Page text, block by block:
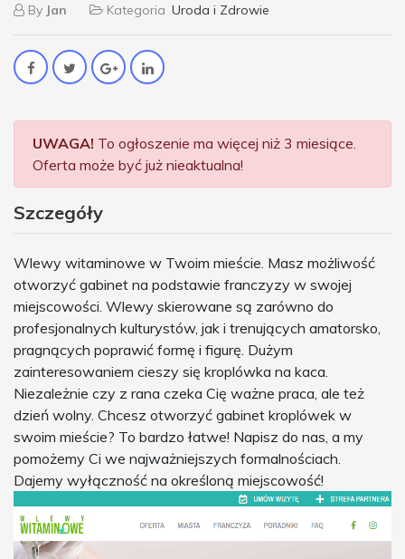
By Jan Kategoria Uroda i Zdrowie
UWAGA! To ogłoszenie ma więcej niż 3 miesiące.
Oferta może być już nieaktualna!
Szczegóły
Wlewy witaminowe w Twoim mieście. Masz możliwość
otworzyć gabinet na podstawie franczyzy w swojej
miejscowości. Wlewy skierowane są zarówno do
profesjonalnych kulturystów, jak i trenujących amatorsko,
pragnących poprawić formę i figurę. Dużym
zainteresowaniem cieszy się kroplówka na kaca.
Niezależnie czy z rana czeka Cię ważne praca, ale też
dzień wolny. Chcesz otworzyć gabinet kroplówek w
swoim mieście? To bardzo łatwe! Napisz do nas, a my
pomożemy Ci we najważniejszych formalnościach.
Dajemy wyłączność na określoną miejscowość!